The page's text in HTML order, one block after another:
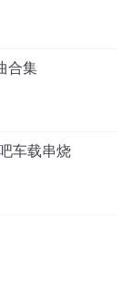
合集
车载串烧